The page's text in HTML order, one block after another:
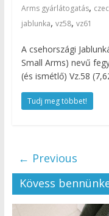
Arms gyárlátogatás,
jablunka, vz58, vz61
A csehországi
Small Arms) nevű
(és ismétlő) Vz.58
Tudj meg többet!
← Previous
Kövess